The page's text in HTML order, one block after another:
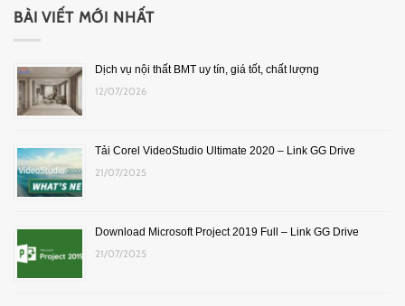
BÀI VIẾT MỚI NHẤT
Dịch vụ nội thất BMT uy tín, giá tốt, chất lượng
12/07/2026
Tải Corel VideoStudio Ultimate 2020 – Link GG Drive
21/07/2025
Download Microsoft Project 2019 Full – Link GG Drive
21/07/2025